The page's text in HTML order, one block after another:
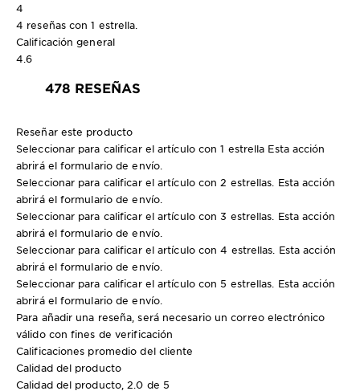
4
4 reseñas con 1 estrella.
Calificación general
4.6
478 RESEÑAS
Reseñar este producto
Seleccionar para calificar el artículo con 1 estrella Esta acción
abrirá el formulario de envío.
Seleccionar para calificar el artículo con 2 estrellas. Esta acción
abrirá el formulario de envío.
Seleccionar para calificar el artículo con 3 estrellas. Esta acción
abrirá el formulario de envío.
Seleccionar para calificar el artículo con 4 estrellas. Esta acción
abrirá el formulario de envío.
Seleccionar para calificar el artículo con 5 estrellas. Esta acción
abrirá el formulario de envío.
Para añadir una reseña, será necesario un correo electrónico
válido con fines de verificación
Calificaciones promedio del cliente
Calidad del producto
Calidad del producto, 2.0 de 5